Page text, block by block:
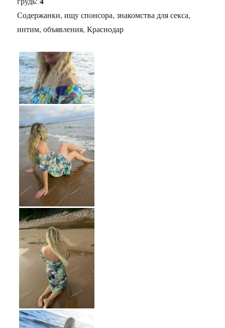
Содержанки, ищу спонсора, знакомства для секса,
интим, объявления, Краснодар